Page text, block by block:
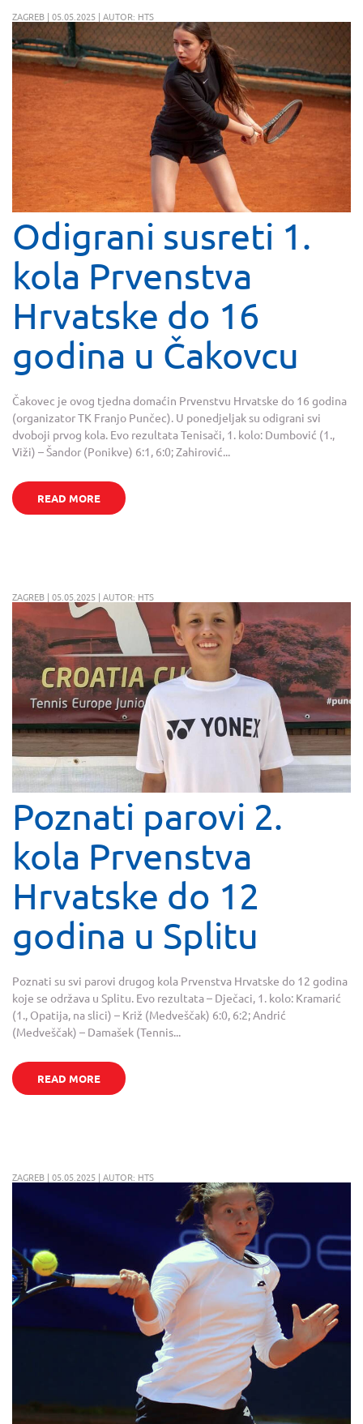
ZAGREB | 05.05.2025 | AUTOR: HTS
Odigrani susreti 1.
kola Prvenstva
Hrvatske do 16
godina u Čakovcu
Čakovec je ovog tjedna domaćin Prvenstvu Hrvatske do 16 godina
(organizator TK Franjo Punčec). U ponedjeljak su odigrani svi
dvoboji prvog kola. Evo rezultata Tenisači, 1. kolo: Dumbović (1.,
Viži) – Šandor (Ponikve) 6:1, 6:0; Zahirović...
READ MORE
ZAGREB | 05.05.2025 | AUTOR: HTS
Poznati parovi 2.
kola Prvenstva
Hrvatske do 12
godina u Splitu
Poznati su svi parovi drugog kola Prvenstva Hrvatske do 12 godina
koje se održava u Splitu. Evo rezultata – Dječaci, 1. kolo: Kramarić
(1., Opatija, na slici) – Križ (Medveščak) 6:0, 6:2; Andrić
(Medveščak) – Damašek (Tennis...
READ MORE
ZAGREB | 05.05.2025 | AUTOR: HTS